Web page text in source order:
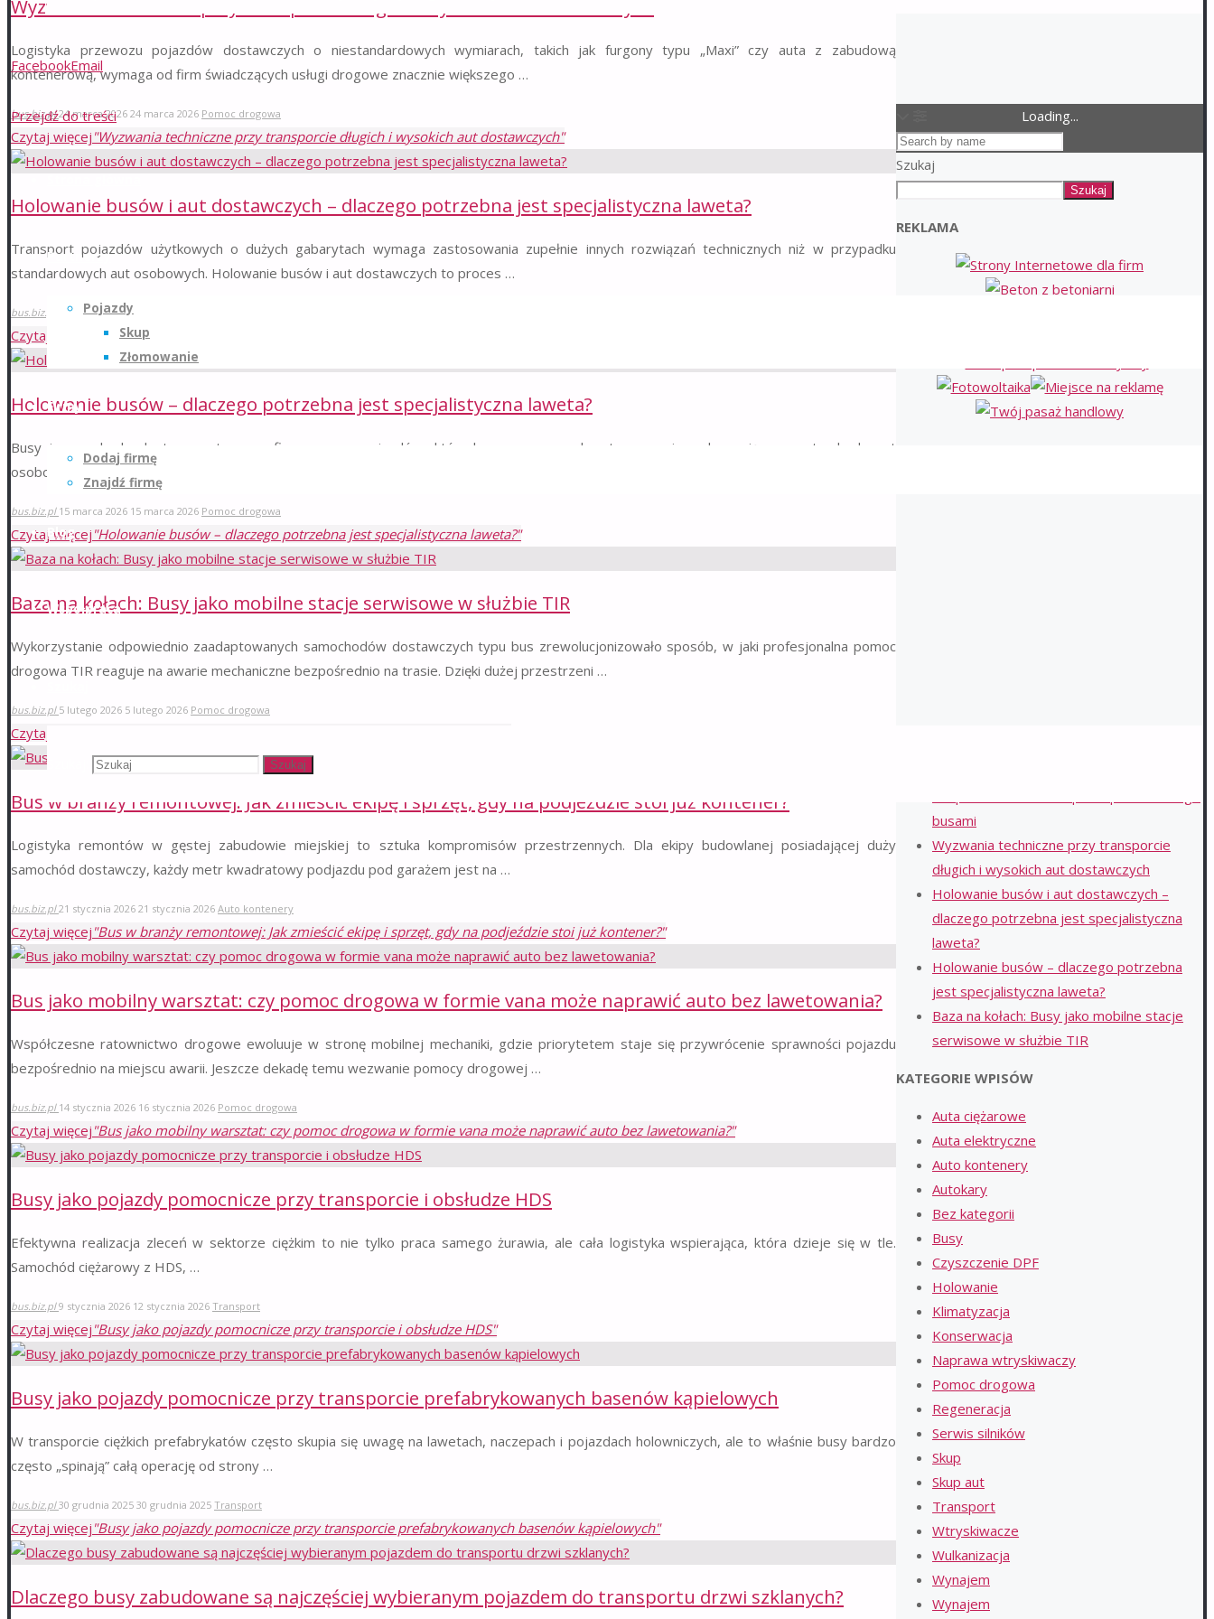
FacebookEmail
Przejdź do treści
Partnerzy
Pojazdy
Skup
Złomowanie
Firmy
Dodaj firmę
Znajdź firmę
Blog
Współpraca
Szukaj
Wyzwania techniczne przy transporcie długich i wysokich aut dostawczych
Logistyka przewozu pojazdów dostawczych o niestandardowych wymiarach, takich jak furgony typu „Maxi” czy auta z zabudową
kontenerową, wymaga od firm świadczących usługi drogowe znacznie większego …
bus.biz.pl 24 marca 2026 24 marca 2026 Pomoc drogowa
Czytaj więcej "Wyzwania techniczne przy transporcie długich i wysokich aut dostawczych"
Holowanie busów i aut dostawczych – dlaczego potrzebna jest specjalistyczna laweta?
Transport pojazdów użytkowych o dużych gabarytach wymaga zastosowania zupełnie innych rozwiązań technicznych niż w przypadku
standardowych aut osobowych. Holowanie busów i aut dostawczych to proces …
bus.biz.pl 16 marca 202616 marca 2026
Czytaj więcej "Holowanie busów i aut dostawczych – dlaczego potrzebna jest specjalistyczna laweta?"
Holowanie busów – dlaczego potrzebna jest specjalistyczna laweta?
Busy i samochody dostawcze to specyficzna grupa pojazdów, których masa oraz gabaryty znacznie wykraczają poza standardy aut
osobowych. Gdy dochodzi do awarii pojazdu typu Mercedes …
bus.biz.pl 15 marca 2026 15 marca 2026 Pomoc drogowa
Czytaj więcej "Holowanie busów – dlaczego potrzebna jest specjalistyczna laweta?"
Baza na kołach: Busy jako mobilne stacje serwisowe w służbie TIR
Wykorzystanie odpowiednio zaadaptowanych samochodów dostawczych typu bus zrewolucjonizowało sposób, w jaki profesjonalna pomoc
drogowa TIR reaguje na awarie mechaniczne bezpośrednio na trasie. Dzięki dużej przestrzeni …
bus.biz.pl 5 lutego 2026 5 lutego 2026 Pomoc drogowa
Czytaj więcej
Bus w branży remontowej: Jak zmieścić ekipę i sprzęt, gdy na podjeździe stoi już kontener?
Logistyka remontów w gęstej zabudowie miejskiej to sztuka kompromisów przestrzennych. Dla ekipy budowlanej posiadającej duży
samochód dostawczy, każdy metr kwadratowy podjazdu pod garażem jest na …
bus.biz.pl 21 stycznia 2026 21 stycznia 2026 Auto kontenery
Czytaj więcej "Bus w branży remontowej: Jak zmieścić ekipę i sprzęt, gdy na podjeździe stoi już kontener?"
Bus jako mobilny warsztat: czy pomoc drogowa w formie vana może naprawić auto bez lawetowania?
Współczesne ratownictwo drogowe ewoluuje w stronę mobilnej mechaniki, gdzie priorytetem staje się przywrócenie sprawności pojazdu
bezpośrednio na miejscu awarii. Jeszcze dekadę temu wezwanie pomocy drogowej …
bus.biz.pl 14 stycznia 2026 16 stycznia 2026 Pomoc drogowa
Czytaj więcej "Bus jako mobilny warsztat: czy pomoc drogowa w formie vana może naprawić auto bez lawetowania?"
Busy jako pojazdy pomocnicze przy transporcie i obsłudze HDS
Efektywna realizacja zleceń w sektorze ciężkim to nie tylko praca samego żurawia, ale cała logistyka wspierająca, która dzieje się w tle.
Samochód ciężarowy z HDS, …
bus.biz.pl 9 stycznia 2026 12 stycznia 2026 Transport
Czytaj więcej "Busy jako pojazdy pomocnicze przy transporcie i obsłudze HDS"
Busy jako pojazdy pomocnicze przy transporcie prefabrykowanych basenów kąpielowych
W transporcie ciężkich prefabrykatów często skupia się uwagę na lawetach, naczepach i pojazdach holowniczych, ale to właśnie busy bardzo
często „spinają” całą operację od strony …
bus.biz.pl 30 grudnia 2025 30 grudnia 2025 Transport
Czytaj więcej "Busy jako pojazdy pomocnicze przy transporcie prefabrykowanych basenów kąpielowych"
Dlaczego busy zabudowane są najczęściej wybieranym pojazdem do transportu drzwi szklanych?
Loading...
Szukaj
Szukaj
REKLAMA
busami
Wyzwania techniczne przy transporcie
długich i wysokich aut dostawczych
Holowanie busów i aut dostawczych –
dlaczego potrzebna jest specjalistyczna
laweta?
Holowanie busów – dlaczego potrzebna
jest specjalistyczna laweta?
Baza na kołach: Busy jako mobilne stacje
serwisowe w służbie TIR
KATEGORIE WPISÓW
Auta ciężarowe
Auta elektryczne
Auto kontenery
Autokary
Bez kategorii
Busy
Czyszczenie DPF
Holowanie
Klimatyzacja
Konserwacja
Naprawa wtryskiwaczy
Pomoc drogowa
Regeneracja
Serwis silników
Skup
Skup aut
Transport
Wtryskiwacze
Wulkanizacja
Wynajem
Wynajem